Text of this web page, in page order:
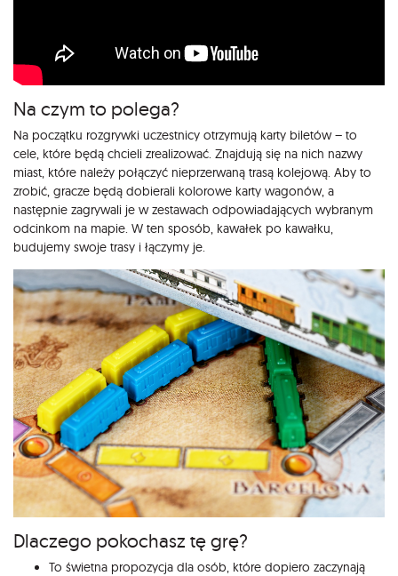
Na czym to polega?
Na początku rozgrywki uczestnicy otrzymują karty biletów – to
cele, które będą chcieli zrealizować. Znajdują się na nich nazwy
miast, które należy połączyć nieprzerwaną trasą kolejową. Aby to
zrobić, gracze będą dobierali kolorowe karty wagonów, a
następnie zagrywali je w zestawach odpowiadających wybranym
odcinkom na mapie. W ten sposób, kawałek po kawałku,
budujemy swoje trasy i łączymy je.
Dlaczego pokochasz tę grę?
To świetna propozycja dla osób, które dopiero zaczynają